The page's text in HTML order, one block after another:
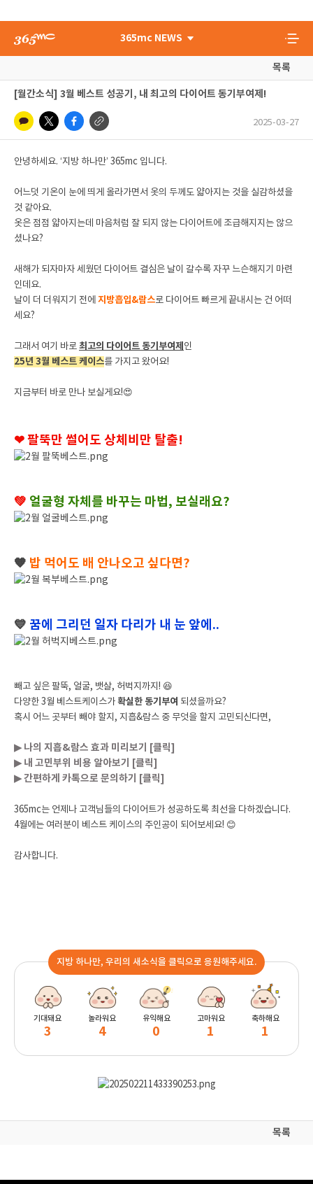
365mc NEWS
목록
[월간소식] 3월 베스트 성공기, 내 최고의 다이어트 동기부여제!
2025-03-27
안녕하세요. ‘지방 하나만’ 365mc 입니다.
어느덧 기온이 눈에 띄게 올라가면서 옷의 두께도 얇아지는 것을 실감하셨을
것 같아요.
옷은 점점 얇아지는데 마음처럼 잘 되지 않는 다이어트에 조급해지지는 않으
셨나요?
새해가 되자마자 세웠던 다이어트 결심은 날이 갈수록 자꾸 느슨해지기 마련
인데요.
날이 더 더워지기 전에 지방흡입&람스로 다이어트 빠르게 끝내시는 건 어떠
세요?
그래서 여기 바로최고의 다이어트 동기부여제 인
25년 3월 베스트 케이스를 가지고 왔어요!
지금부터 바로 만나 보실게요!😍
❤ 팔뚝만 썰어도 상체비만 탈출!
💚 얼굴형 자체를 바꾸는 마법, 보실래요?
🧡 밥 먹어도 배 안나오고 싶다면?
💙 꿈에 그리던 일자 다리가 내 눈 앞에..
빼고 싶은 팔뚝, 얼굴, 뱃살, 허벅지까지! 😆
다양한 3월 베스트케이스가확실한 동기부여 되셨을까요?
혹시 어느 곳부터 빼야 할지, 지흡&람스 중 무엇을 할지 고민되신다면,
▶ 나의 지흡&람스 효과 미리보기 [클릭]
▶ 내 고민부위 비용 알아보기 [클릭]
▶ 간편하게 카톡으로 문의하기 [클릭]
365mc는 언제나 고객님들의 다이어트가 성공하도록 최선을 다하겠습니다.
4월에는 여러분이 베스트 케이스의 주인공이 되어보세요! 😊
감사합니다.
지방 하나만, 우리의 새소식을 클릭으로 응원해주세요.
기대돼요
3
놀라워요
4
유익해요
0
고마워요
1
축하해요
1
목록